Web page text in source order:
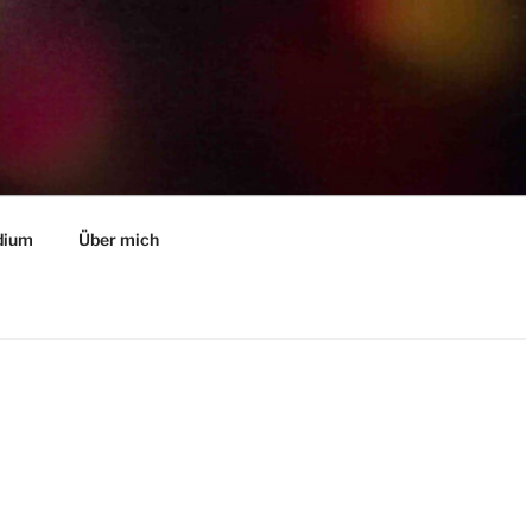
Über mich